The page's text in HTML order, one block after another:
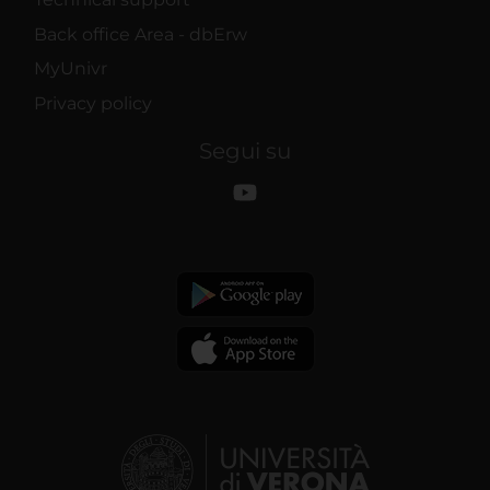
Back office Area - dbErw
MyUnivr
Privacy policy
Segui su